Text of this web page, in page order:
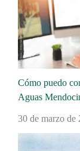
Cómo puedo
Aguas
30 de marzo de